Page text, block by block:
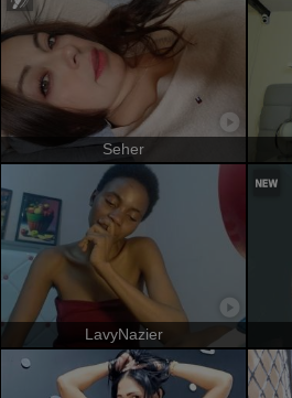
Seher
LavyNazier